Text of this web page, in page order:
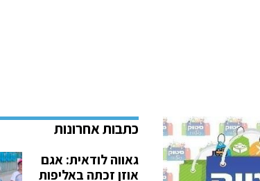
גאווה לודאית: אגם
אוזן זכתה באליפות